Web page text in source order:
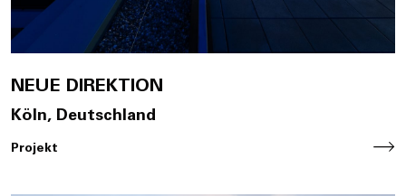
NEUE DIREKTION
Köln, Deutschland
Projekt